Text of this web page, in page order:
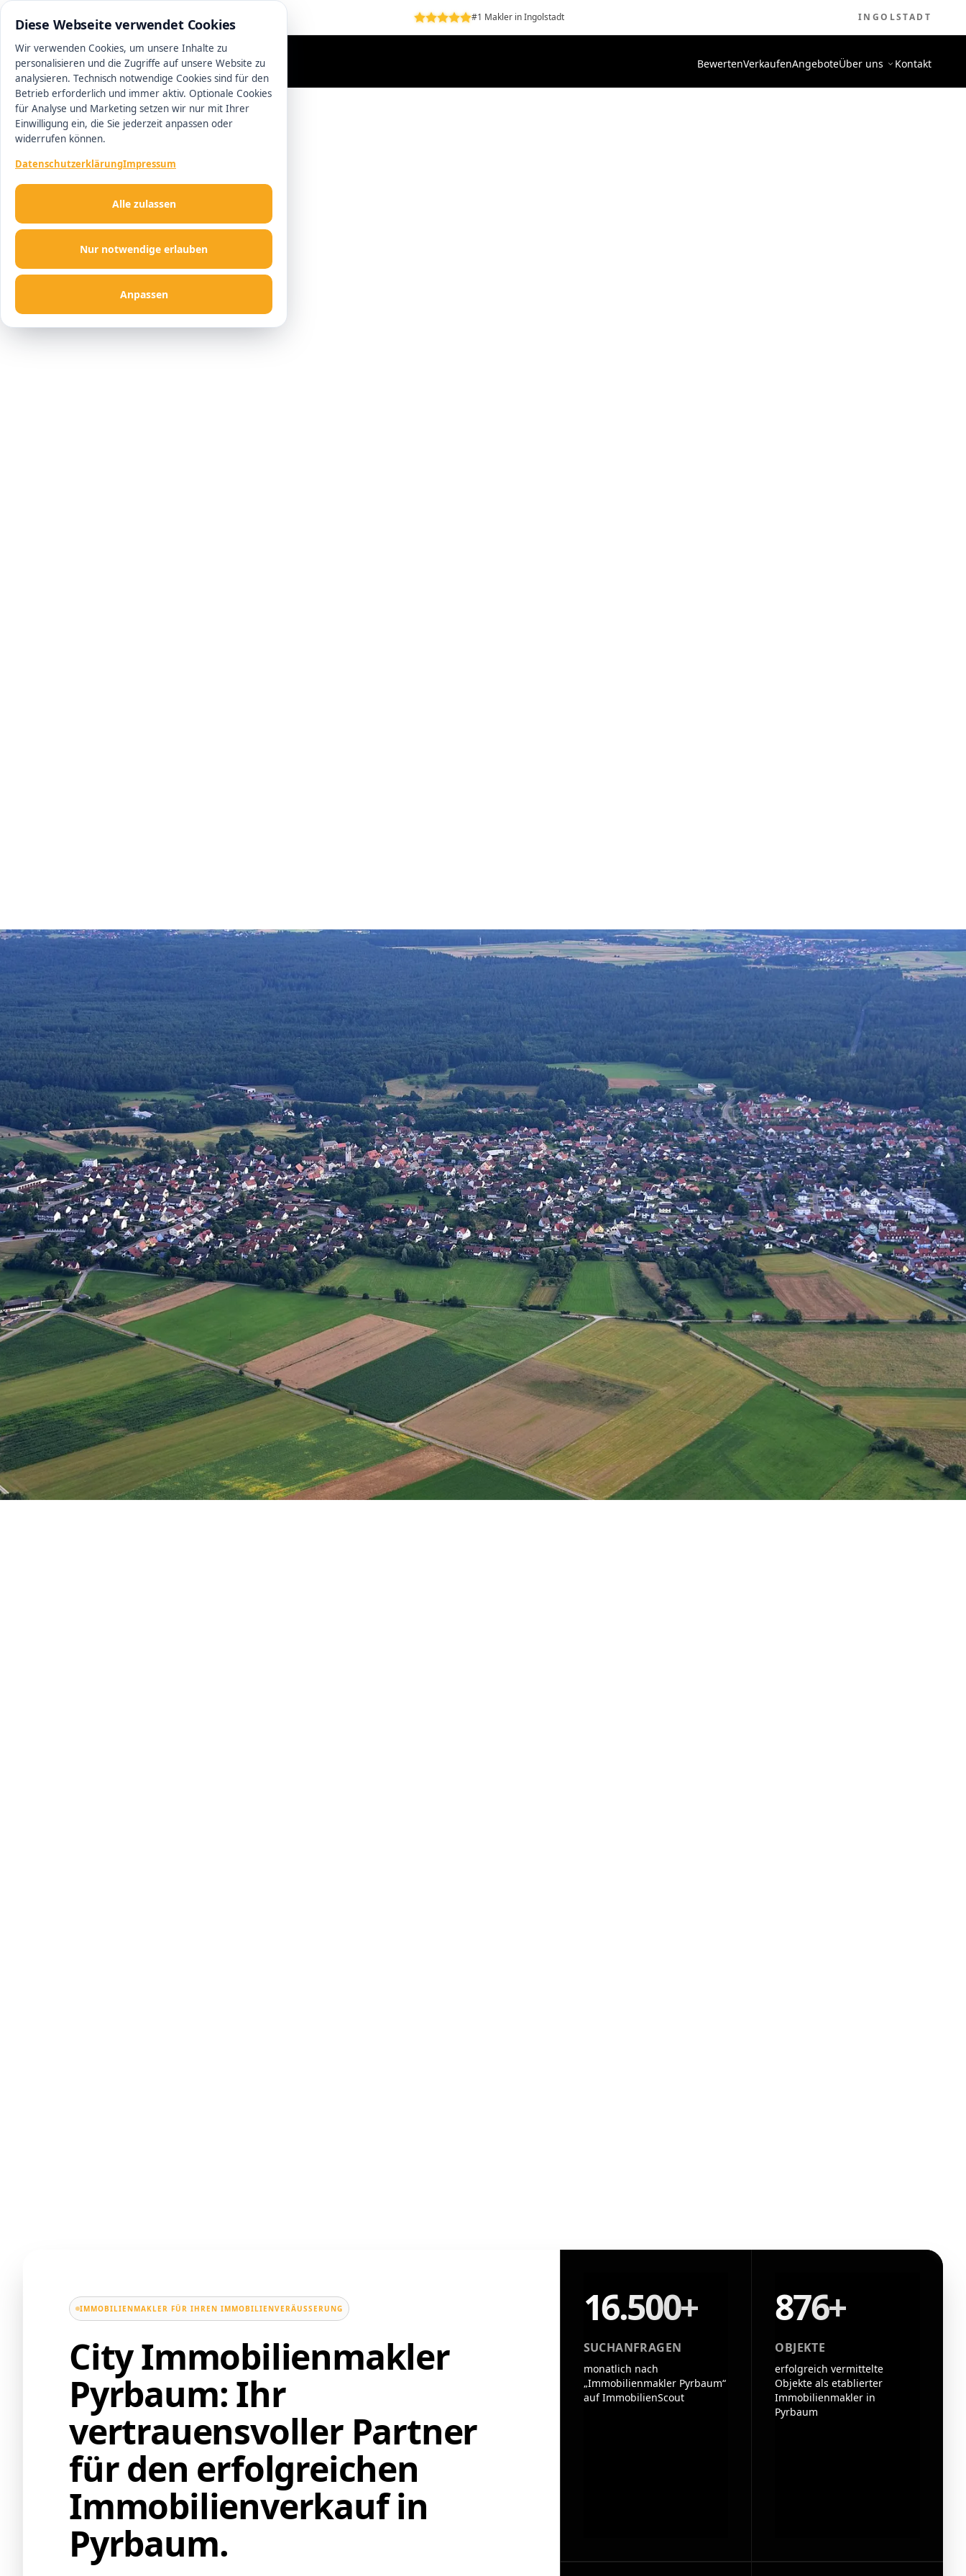
0511 13221100 #1 Makler in Ingolstadt INGOLSTADT
BewertenVerkaufenAngeboteÜber uns Kontakt
IMMOBILIENMAKLER FÜR IHREN IMMOBILIENVERÄUSSERUNG
City Immobilienmakler
Pyrbaum: Ihr
vertrauensvoller Partner
für den erfolgreichen
Immobilienverkauf in
Pyrbaum.
16.500+
SUCHANFRAGEN
monatlich nach
„Immobilienmakler Pyrbaum“
auf ImmobilienScout
876+
OBJEKTE
erfolgreich vermittelte
Objekte als etablierter
Immobilienmakler in
Pyrbaum
Diese Webseite verwendet Cookies
Wir verwenden Cookies, um unsere Inhalte zu
personalisieren und die Zugriffe auf unsere Website zu
analysieren. Technisch notwendige Cookies sind für den
Betrieb erforderlich und immer aktiv. Optionale Cookies
für Analyse und Marketing setzen wir nur mit Ihrer
Einwilligung ein, die Sie jederzeit anpassen oder
widerrufen können.
DatenschutzerklärungImpressum
Nur notwendige erlauben
Anpassen
Alle zulassen